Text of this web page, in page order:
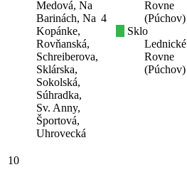
Medová, Na
Barinách, Na
Kopánke,
Rovňanská,
Schreiberova,
Sklárska,
Sokolská,
Súhradka,
Sv. Anny,
Športová,
Uhrovecká
4
Rovne
(Púchov)
Sklo
Lednické
Rovne
(Púchov)
10